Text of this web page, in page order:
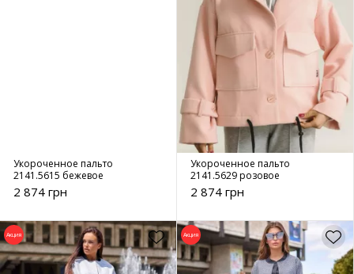
Укороченное пальто
2141.5615 бежевое
2 874 грн
Укороченное пальто
2141.5629 розовое
2 874 грн
Акция Акция